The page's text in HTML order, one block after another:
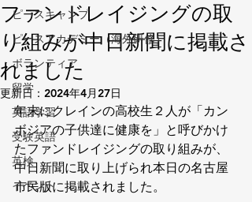
ピースキャンプ
ピースアカデミー（海外研修）
ボランティア
留学
英語学習
受験英語
英検
イベント
ファンドレイジングの取
り組みが中日新聞に掲載さ
れました
更新日： 2024年4月27日
年末にクレインの高校生２人が「カン
ボジアの子供達に健康を」と呼びかけ
たファンドレイジングの取り組みが、
中日新聞に取り上げられ本日の名古屋
市民版に掲載されました。